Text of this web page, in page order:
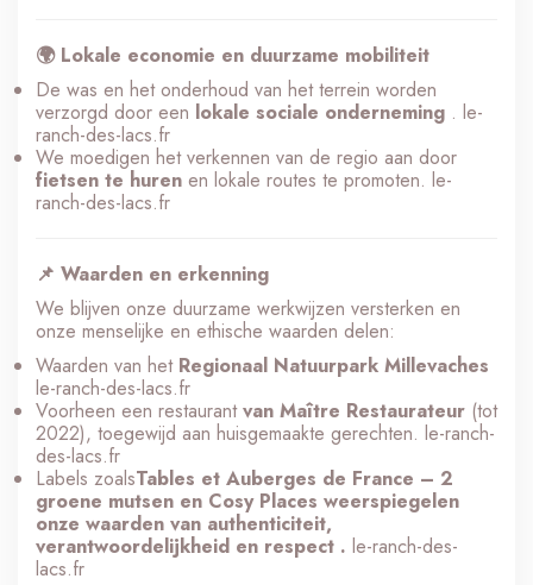
🌍 Lokale economie en duurzame mobiliteit
De was en het onderhoud van het terrein worden
verzorgd door een lokale sociale onderneming . le-
ranch-des-lacs.fr
We moedigen het verkennen van de regio aan door
fietsen te huren en lokale routes te promoten. le-
ranch-des-lacs.fr
📌 Waarden en erkenning
We blijven onze duurzame werkwijzen versterken en
onze menselijke en ethische waarden delen:
Waarden van het Regionaal Natuurpark Millevaches
le-ranch-des-lacs.fr
Voorheen een restaurantvan Maître Restaurateur (tot
2022), toegewijd aan huisgemaakte gerechten. le-ranch-
des-lacs.fr
Labels zoalsTables et Auberges de France – 2
groene mutsen en Cosy Places weerspiegelen
onze waarden van authenticiteit,
verantwoordelijkheid en respect . le-ranch-des-
lacs.fr